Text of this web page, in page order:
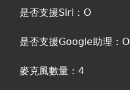
是否支援Siri：O
是否支援Google助理：O
麥克風數量：4